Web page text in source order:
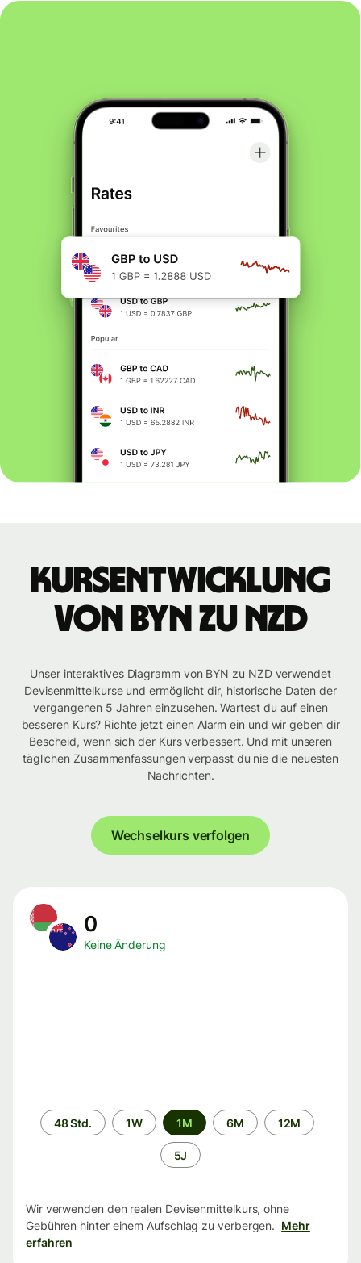
Kursentwicklung
von BYN zu NZD
Unser interaktives Diagramm von BYN zu NZD verwendet
Devisenmittelkurse und ermöglicht dir, historische Daten der
vergangenen 5 Jahren einzusehen. Wartest du auf einen
besseren Kurs? Richte jetzt einen Alarm ein und wir geben dir
Bescheid, wenn sich der Kurs verbessert. Und mit unseren
täglichen Zusammenfassungen verpasst du nie die neuesten
Nachrichten.
Wechselkurs verfolgen
0
Keine Änderung
Zeitraum
48 Std. 1W 1M 6M 12M
5J
Wir verwenden den realen Devisenmittelkurs, ohne
Gebühren hinter einem Aufschlag zu verbergen. Mehr
erfahren